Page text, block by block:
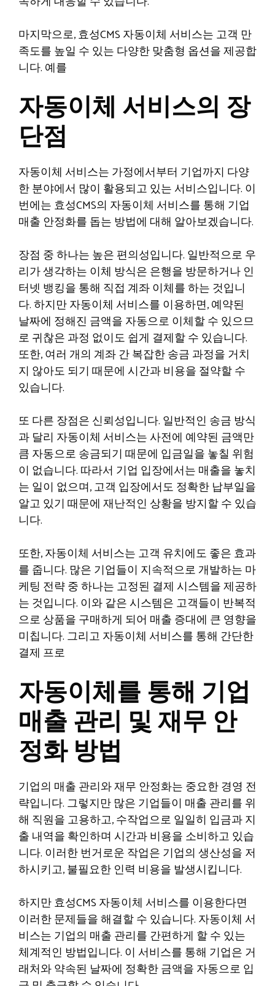
마지막으로, 효성CMS 자동이체 서비스는 고객 만
족도를 높일 수 있는 다양한 맞춤형 옵션을 제공합
니다. 예를
자동이체 서비스의 장
단점
자동이체 서비스는 가정에서부터 기업까지 다양
한 분야에서 많이 활용되고 있는 서비스입니다. 이
번에는 효성CMS의 자동이체 서비스를 통해 기업
매출 안정화를 돕는 방법에 대해 알아보겠습니다.
장점 중 하나는 높은 편의성입니다. 일반적으로 우
리가 생각하는 이체 방식은 은행을 방문하거나 인
터넷 뱅킹을 통해 직접 계좌 이체를 하는 것입니
다. 하지만 자동이체 서비스를 이용하면, 예약된
날짜에 정해진 금액을 자동으로 이체할 수 있으므
로 귀찮은 과정 없이도 쉽게 결제할 수 있습니다.
또한, 여러 개의 계좌 간 복잡한 송금 과정을 거치
지 않아도 되기 때문에 시간과 비용을 절약할 수
있습니다.
또 다른 장점은 신뢰성입니다. 일반적인 송금 방식
과 달리 자동이체 서비스는 사전에 예약된 금액만
큼 자동으로 송금되기 때문에 입금일을 놓칠 위험
이 없습니다. 따라서 기업 입장에서는 매출을 놓치
는 일이 없으며, 고객 입장에서도 정확한 납부일을
알고 있기 때문에 재난적인 상황을 방지할 수 있습
니다.
또한, 자동이체 서비스는 고객 유치에도 좋은 효과
를 줍니다. 많은 기업들이 지속적으로 개발하는 마
케팅 전략 중 하나는 고정된 결제 시스템을 제공하
는 것입니다. 이와 같은 시스템은 고객들이 반복적
으로 상품을 구매하게 되어 매출 증대에 큰 영향을
미칩니다. 그리고 자동이체 서비스를 통해 간단한
결제 프로
자동이체를 통해 기업
매출 관리 및 재무 안
정화 방법
기업의 매출 관리와 재무 안정화는 중요한 경영 전
략입니다. 그렇지만 많은 기업들이 매출 관리를 위
해 직원을 고용하고, 수작업으로 일일히 입금과 지
출 내역을 확인하며 시간과 비용을 소비하고 있습
니다. 이러한 번거로운 작업은 기업의 생산성을 저
하시키고, 불필요한 인력 비용을 발생시킵니다.
하지만 효성CMS 자동이체 서비스를 이용한다면
이러한 문제들을 해결할 수 있습니다. 자동이체 서
비스는 기업의 매출 관리를 간편하게 할 수 있는
체계적인 방법입니다. 이 서비스를 통해 기업은 거
래처와 약속된 날짜에 정확한 금액을 자동으로 입